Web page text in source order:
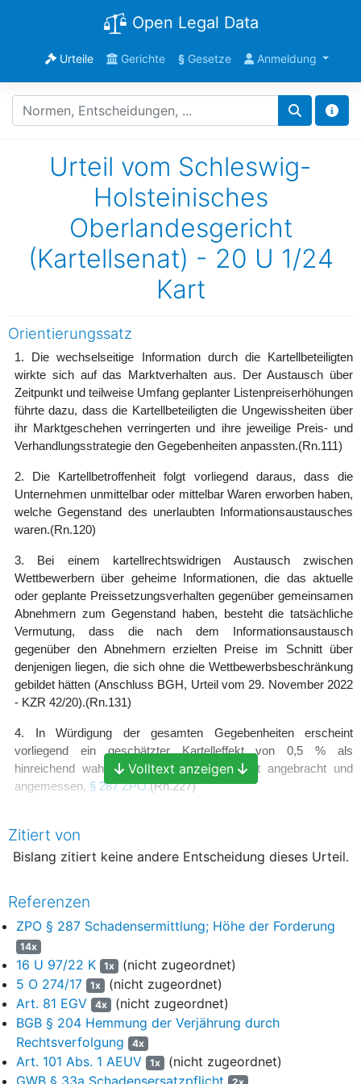
Open Legal Data
Urteile Gerichte §Gesetze Anmeldung
Urteil vom Schleswig-
Holsteinisches
Oberlandesgericht
(Kartellsenat) - 20 U 1/24
Kart
Orientierungssatz
1. Die wechselseitige Information durch die Kartellbeteiligten
wirkte sich auf das Marktverhalten aus. Der Austausch über
Zeitpunkt und teilweise Umfang geplanter Listenpreiserhöhungen
führte dazu, dass die Kartellbeteiligten die Ungewissheiten über
ihr Marktgeschehen verringerten und ihre jeweilige Preis- und
Verhandlungsstrategie den Gegebenheiten anpassten.(Rn.111)
2. Die Kartellbetroffenheit folgt vorliegend daraus, dass die
Unternehmen unmittelbar oder mittelbar Waren erworben haben,
welche Gegenstand des unerlaubten Informationsaustausches
waren.(Rn.120)
3. Bei einem kartellrechtswidrigen Austausch zwischen
Wettbewerbern über geheime Informationen, die das aktuelle
oder geplante Preissetzungsverhalten gegenüber gemeinsamen
Abnehmern zum Gegenstand haben, besteht die tatsächliche
Vermutung, dass die nach dem Informationsaustausch
gegenüber den Abnehmern erzielten Preise im Schnitt über
denjenigen liegen, die sich ohne die Wettbewerbsbeschränkung
gebildet hätten (Anschluss BGH, Urteil vom 29. November 2022
- KZR 42/20).(Rn.131)
4. In Würdigung der gesamten Gegebenheiten erscheint
vorliegend ein geschätzter Kartelleffekt von 0,5 % als
hinreichend wahrscheinlich. Diese Quote ist angebracht und
angemessen, § 287 ZPO.(Rn.227)
vorgehend Schleswig-Holsteinisches Oberlandesgericht
Kartellsenat, 12. Oktober 2023,16 U 97/22 Kart,
vorgehend LG Kiel, 20. April 2022,
Tenor
Auf die Berufung der Klägerin wird unter Zurückweisung
des Rechtsmittels im Übrigen das Urteil der 5. Zivilkammer
des Landgerichts Kiel vom 20. April 2022 abgeändert:
Die Beklagten zu 1 und 3 werden als Gesamtschuldner
verurteilt, an die Klägerin 6.500,- € nebst Zinsen in Höhe von
5 Prozentpunkten über dem Basiszinssatz seit dem 1.
Januar 2008 zu zahlen, die Beklagte zu 1 darüber hinaus, an
sie 199.000,- € nebst Zinsen in Höhe von 4 % auf je 68.500,- €
Volltext anzeigen
Zitiert von
Bislang zitiert keine andere Entscheidung dieses Urteil.
Referenzen
ZPO § 287 Schadensermittlung; Höhe der Forderung
14x
16 U 97/22 K 1x (nicht zugeordnet)
5 O 274/17
1x (nicht zugeordnet)
Art. 81 EGV
4x (nicht zugeordnet)
BGB § 204 Hemmung der Verjährung durch
Rechtsverfolgung
4x
Art. 101 Abs. 1 AEUV 1x (nicht zugeordnet)
GWB § 33a Schadensersatzpflicht